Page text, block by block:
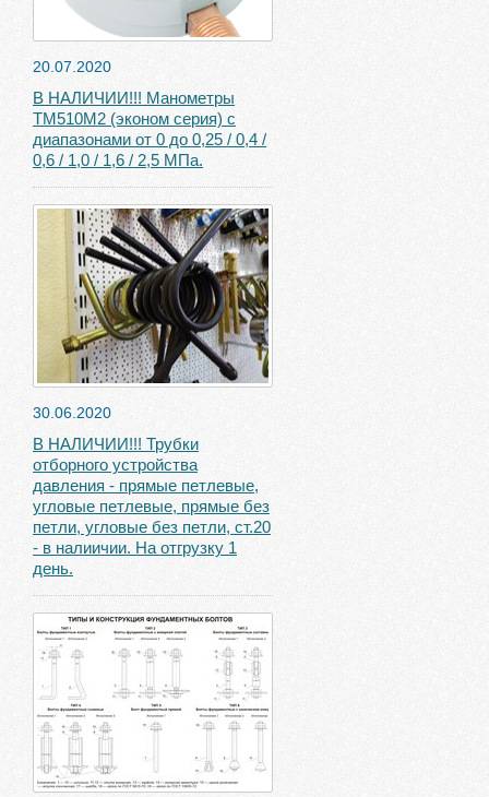
20.07.2020
В НАЛИЧИИ!!! Манометры
ТМ510М2 (эконом серия) с
диапазонами от 0 до 0,25 / 0,4 /
0,6 / 1,0 / 1,6 / 2,5 МПа.
30.06.2020
В НАЛИЧИИ!!! Трубки
отборного устройства
давления - прямые петлевые,
угловые петлевые, прямые без
петли, угловые без петли, ст.20
- в налиичии. На отгрузку 1
день.